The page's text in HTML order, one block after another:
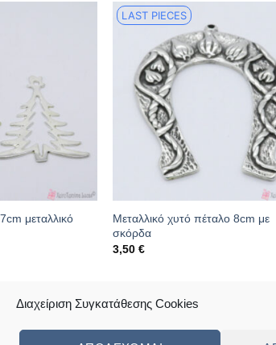
Διαχείριση Συγκατάθεσης Cookies
μεταλλικό
LAST PIECES
Μεταλλικό χυτό πέταλο 8cm με
σκόρδα
3,50€